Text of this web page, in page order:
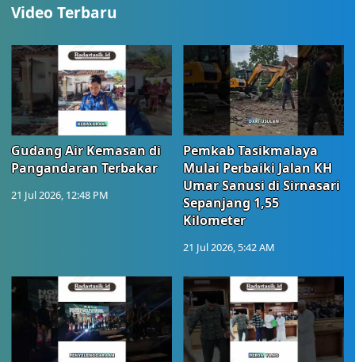
Video Terbaru
Gudang Air Kemasan di
Pangandaran Terbakar
21 Jul 2026, 12:48 PM
Pemkab Tasikmalaya
Mulai Perbaiki Jalan KH
Umar Sanusi di Sirnasari
Sepanjang 1,55
Kilometer
21 Jul 2026, 5:42 AM